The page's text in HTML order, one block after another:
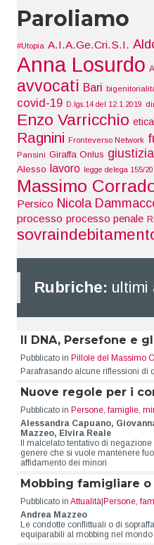
Paroliamo
#Utopia A.I.A.Ge.Cri.S.I.
Anna Losurdo
avvocati Bari
covid-19 D.lgs.14 del 12.1.2019
Enzo Varricchio etica
Ragnini Fronteverso Network
Pansini Giraffa Onlus giustizia
Alesso lavoro legge delega 155/
Massimo
Persico Nicola
processo processo penale
Rubriche: ultimi
Il DNA, Persefone e
Pubblicato in Pillole del Massimo
Parafrasando alcune riflessioni
Nuove regole per i
Pubblicato in Persone, famiglie,
Alessandra Capuano,
Mazzeo, Elvira Reale
Il malcelato tentativo di
genere che si vuole mantenere
affidamento dei minori
Mobbing famigliare
Pubblicato in Attualità Persone,
Andrea Mazzeo
Le condotte conflittuali o di
equiparabili al mobbing nel